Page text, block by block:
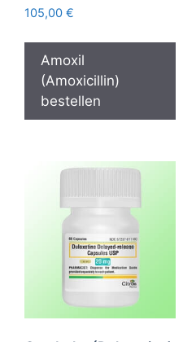
105,00 €
Amoxil
(Amoxicillin)
bestellen